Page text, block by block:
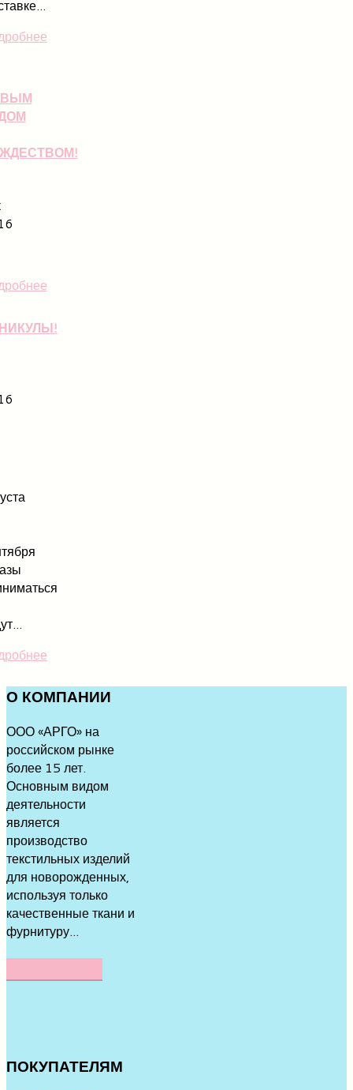
О КОМПАНИИ
ООО «АРГО» на
российском рынке
более 15 лет.
Основным видом
деятельности
является
производство
текстильных изделий
для новорожденных,
используя только
качественные ткани и
фурнитуру...
ПОКУПАТЕЛЯМ